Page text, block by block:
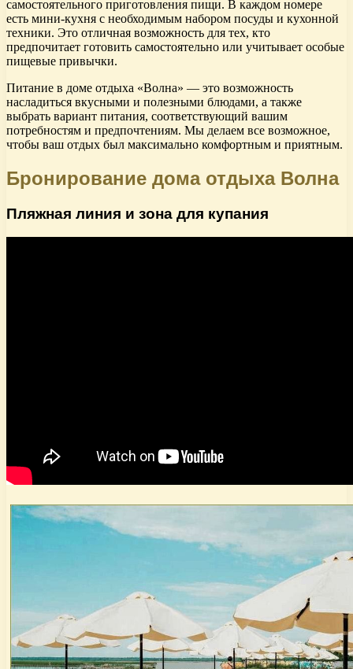
самостоятельного приготовления пищи. В каждом номере
есть мини-кухня с необходимым набором посуды и кухонной
техники. Это отличная возможность для тех, кто
предпочитает готовить самостоятельно или учитывает особые
пищевые привычки.
Питание в доме отдыха «Волна» — это возможность
насладиться вкусными и полезными блюдами, а также
выбрать вариант питания, соответствующий вашим
потребностям и предпочтениям. Мы делаем все возможное,
чтобы ваш отдых был максимально комфортным и приятным.
Бронирование дома отдыха Волна
Пляжная линия и зона для купания